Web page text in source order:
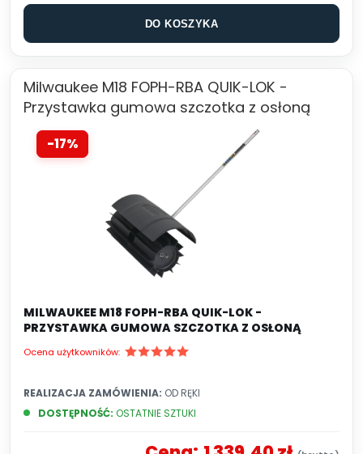
DO KOSZYKA
Milwaukee M18 FOPH-RBA QUIK-LOK -
Przystawka gumowa szczotka z osłoną
-17%
MILWAUKEE M18 FOPH-RBA QUIK-LOK -
PRZYSTAWKA GUMOWA SZCZOTKA Z OSŁONĄ
Ocena użytkowników:
DOSTĘPNOŚĆ: OSTATNIE SZTUKI
REALIZACJA ZAMÓWIENIA: OD RĘKI